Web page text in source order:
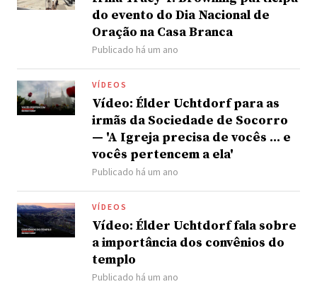
do evento do Dia Nacional de
Oração na Casa Branca
Publicado há um ano
VÍDEOS
Vídeo: Élder Uchtdorf para as
irmãs da Sociedade de Socorro
— 'A Igreja precisa de vocês ... e
vocês pertencem a ela'
Publicado há um ano
VÍDEOS
Vídeo: Élder Uchtdorf fala sobre
a importância dos convênios do
templo
Publicado há um ano